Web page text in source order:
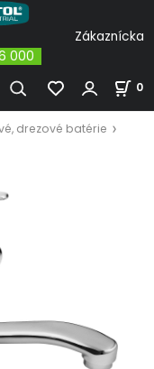
000
0
drezové batérie